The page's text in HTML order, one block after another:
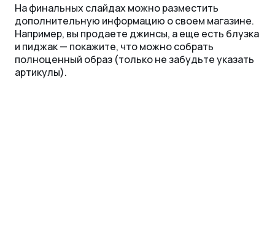
На финальных слайдах можно разместить
дополнительную информацию о своем магазине.
Например, вы продаете джинсы, а еще есть блузка
и пиджак — покажите, что можно собрать
полноценный образ (только не забудьте указать
артикулы).